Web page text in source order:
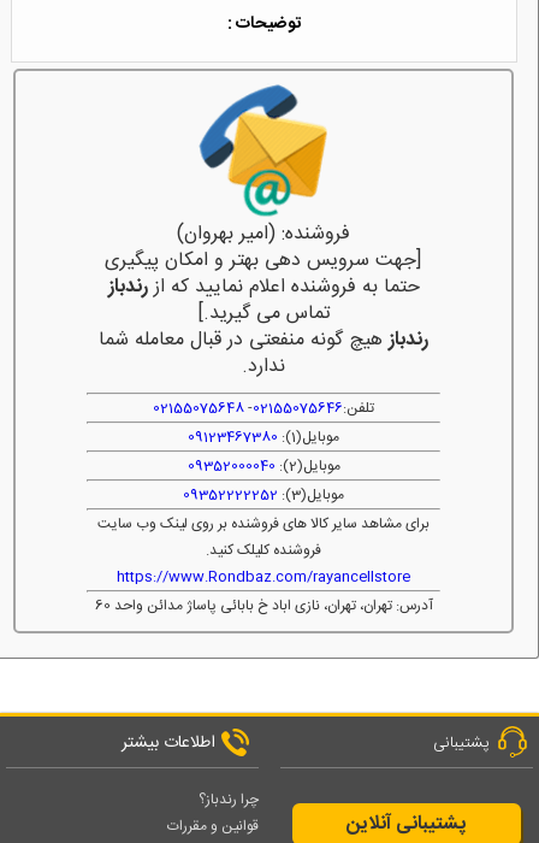
توضیحات :
فروشنده: (امیر بهروان)
[جهت سرویس دهی بهتر و امکان پیگیری
حتما به فروشنده اعلام نمایید که ازرندباز
تماس می گیرید.]
رندبازهیچ گونه منفعتی در قبال معامله شما
ندارد.
تلفن:02155075646
-
02155075648
موبایل(1):
09123467380
موبایل(2):
09352000040
موبایل(3):
09352222252
برای مشاهد سایر کالا های فروشنده بر روی لینک وب سایت
فروشنده کلیلک کنید.
https://www.Rondbaz.com/rayancellstore
آدرس: تهران، تهران، نازی اباد خ بابائی پاساژ مدائن واحد 60
پشتیبانی
پشتیبانی آنلاین
اطلاعات بیشتر
چرا رندباز؟
قوانین و مقررات